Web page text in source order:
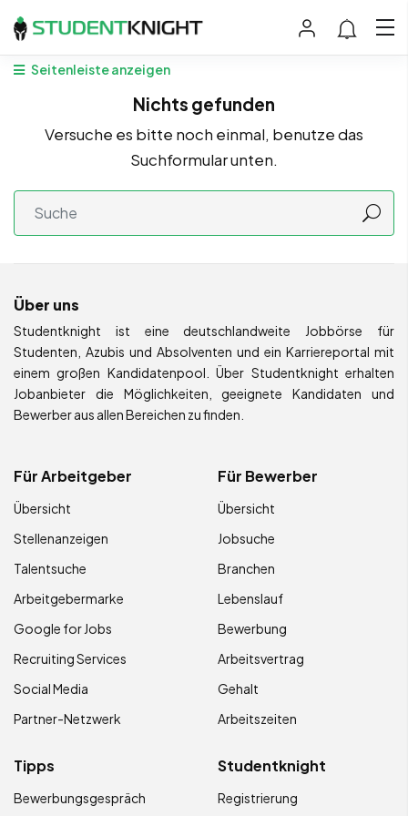
Seitenleiste anzeigen
Nichts gefunden
Versuche es bitte noch einmal, benutze das
Suchformular unten.
Über uns
Studentknight ist eine deutschlandweite Jobbörse für
Studenten, Azubis und Absolventen und ein Karriereportal mit
einem großen Kandidatenpool. Über Studentknight erhalten
Jobanbieter die Möglichkeiten, geeignete Kandidaten und
Bewerber aus allen Bereichen zu finden.
Für Arbeitgeber
Übersicht
Stellenanzeigen
Talentsuche
Arbeitgebermarke
Google for Jobs
Recruiting Services
Social Media
Partner-Netzwerk
Für Bewerber
Übersicht
Jobsuche
Branchen
Lebenslauf
Bewerbung
Arbeitsvertrag
Gehalt
Arbeitszeiten
Tipps
Bewerbungsgespräch
Studentknight
Registrierung